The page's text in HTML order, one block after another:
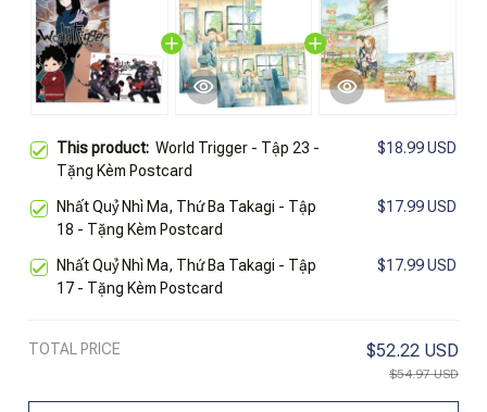
This product: World Trigger - Tập 23 -
Tặng Kèm Postcard
$18.99 USD
Nhất Quỷ Nhì Ma, Thứ Ba Takagi - Tập
18 - Tặng Kèm Postcard
$17.99 USD
Nhất Quỷ Nhì Ma, Thứ Ba Takagi - Tập
17 - Tặng Kèm Postcard
$17.99 USD
TOTAL PRICE $52.22 USD
$54.97 USD